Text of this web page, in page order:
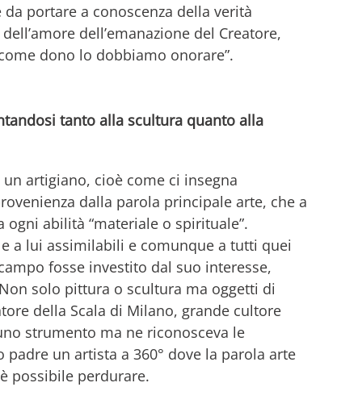
portare a conoscenza della verità
dell’emanazione del Creatore,
dono lo dobbiamo onorare”.
tanto alla scultura quanto alla
artigiano, cioè come ci insegna
dalla parola principale arte, che a
abilità “materiale o spirituale”.
a lui assimilabili e comunque a tutti quei
fosse investito dal suo interesse,
solo pittura o scultura ma oggetti di
della Scala di Milano, grande cultore
strumento ma ne riconosceva le
un artista a 360° dove la parola arte
possibile perdurare.